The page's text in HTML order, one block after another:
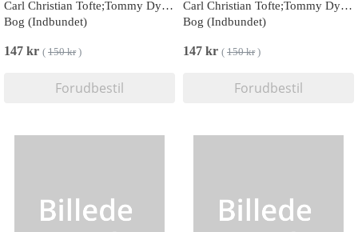
Carl Christian Tofte;Tommy Dybbro
Bog (Indbundet)
147 kr ( 150 kr)
Forudbestil
Carl Christian Tofte;Tommy Dybbro
Bog (Indbundet)
147 kr ( 150 kr)
Forudbestil